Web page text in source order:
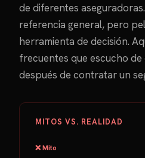
de diferentes
referencia general, pero
herramienta de decisión.
frecuentes que escucho de
después de contratar un
MITOS VS. REALIDAD
❌ Mito